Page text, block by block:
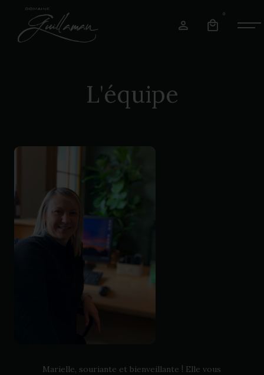
0
L'équipe
Marielle, souriante et bienveillante ! Elle vous